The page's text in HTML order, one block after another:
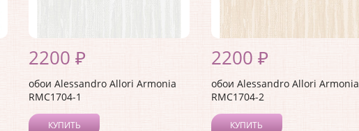
2200 ₽
обои Alessandro Allori Armonia
RMC1704-1
КУПИТЬ
2200 ₽
обои Alessandro Allori Armonia
RMC1704-2
КУПИТЬ